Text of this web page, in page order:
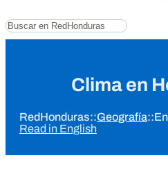
Buscar
Clima en
RedHonduras::Geografía::
Read in English